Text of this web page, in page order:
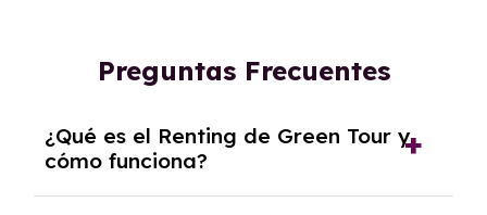
Preguntas Frecuentes
¿Qué es el Renting de Green Tour y
cómo funciona?